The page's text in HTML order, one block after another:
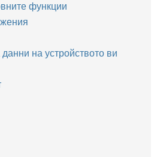
функции
на устройството ви